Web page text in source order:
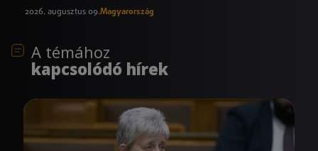
2026. augusztus 09.Magyarország
A témához
kapcsolódó hírek